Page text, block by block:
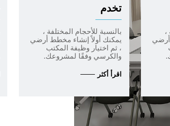
،
أرضي
تخدم
بالنسبة للأحجام المختلفة ،
يمكنك أولاً إنشاء مخطط أرضي
، ثم اختيار وظيفة المكتب
والكرسي وفقًا لمشروعك.
اقرأ أكثر